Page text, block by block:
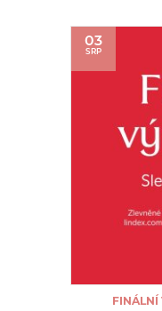
03
SRP
FINÁLNÍ